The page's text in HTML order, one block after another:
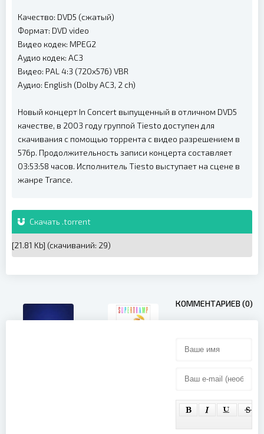
Качество: DVD5 (сжатый)
Формат: DVD video
Видео кодек: MPEG2
Аудио кодек: AC3
Видео: PAL 4:3 (720x576) VBR
Аудио: English (Dolby AC3, 2 ch)
Новый концерт In Concert выпущенный в отличном DVD5
качестве, в 2003 году группой Tiesto доступен для
скачивания с помощью торрента с видео разрешением в
576p. Продолжительность записи концерта составляет
03:53:58 часов. Исполнитель Tiesto выступает на сцене в
жанре Trance.
Скачать .torrent
[21.81 Kb] (cкачиваний: 29)
КОММЕНТАРИЕВ (0)